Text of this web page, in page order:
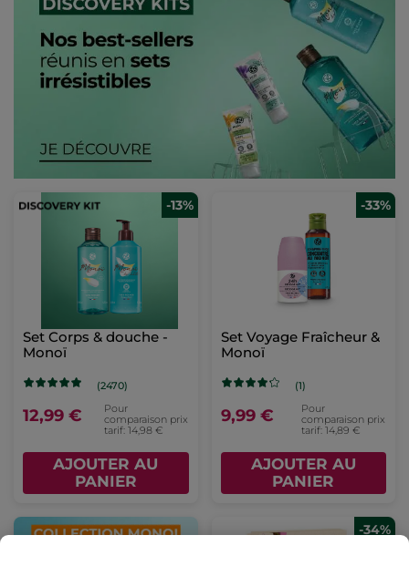
-13%
Set Corps & douche -
Monoï
(2470)
12,99 €
Pour
comparaison prix
tarif: 14,98 €
AJOUTER AU
PANIER
-33%
Set Voyage Fraîcheur &
Monoï
(1)
9,99 €
Pour
comparaison prix
tarif: 14,89 €
AJOUTER AU
PANIER
-34%